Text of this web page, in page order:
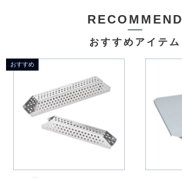
RECOMMEND
おすすめアイテム